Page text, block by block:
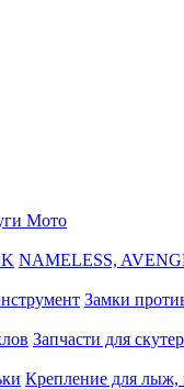
Мото
NAMELESS,
Замки
Запчасти для
Крепление для лыж,